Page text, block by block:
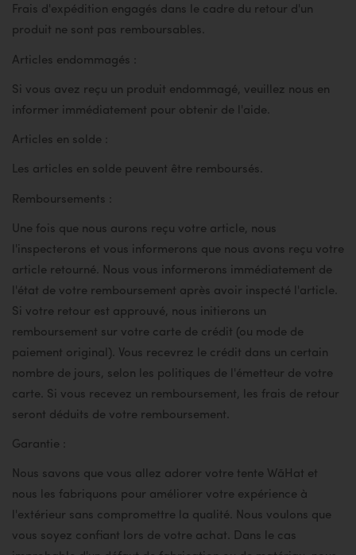
Frais d'expédition engagés dans le cadre du retour d'un
produit ne sont pas remboursables.
Articles endommagés :
Si vous avez reçu un produit endommagé, veuillez nous en
informer immédiatement pour obtenir de l'aide.
Articles en solde :
Les articles en solde peuvent être remboursés.
Remboursements :
Une fois que nous aurons reçu votre article, nous
l'inspecterons et vous informerons que nous avons reçu votre
article retourné. Nous vous informerons immédiatement de
l'état de votre remboursement après avoir inspecté l'article.
Si votre retour est approuvé, nous initierons un
remboursement sur votre carte de crédit (ou mode de
paiement original). Vous recevrez le crédit dans un certain
nombre de jours, selon les politiques de l'émetteur de votre
carte. Si vous recevez un remboursement, les frais de retour
seront déduits de votre remboursement.
Garantie :
Nous savons que vous allez adorer votre tente WãHat et
nous les fabriquons pour améliorer votre expérience à
l'extérieur sans compromettre la qualité. Nous voulons que
vous soyez confiant lors de votre achat. Dans le cas